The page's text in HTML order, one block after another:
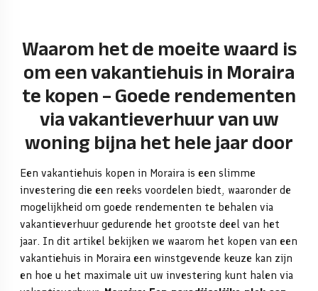
Waarom het de moeite waard is
om een vakantiehuis in Moraira
te kopen – Goede rendementen
via vakantieverhuur van uw
woning bijna het hele jaar door
Een vakantiehuis kopen in Moraira is een slimme
investering die een reeks voordelen biedt, waaronder de
mogelijkheid om goede rendementen te behalen via
vakantieverhuur gedurende het grootste deel van het
jaar. In dit artikel bekijken we waarom het kopen van een
vakantiehuis in Moraira een winstgevende keuze kan zijn
en hoe u het maximale uit uw investering kunt halen via